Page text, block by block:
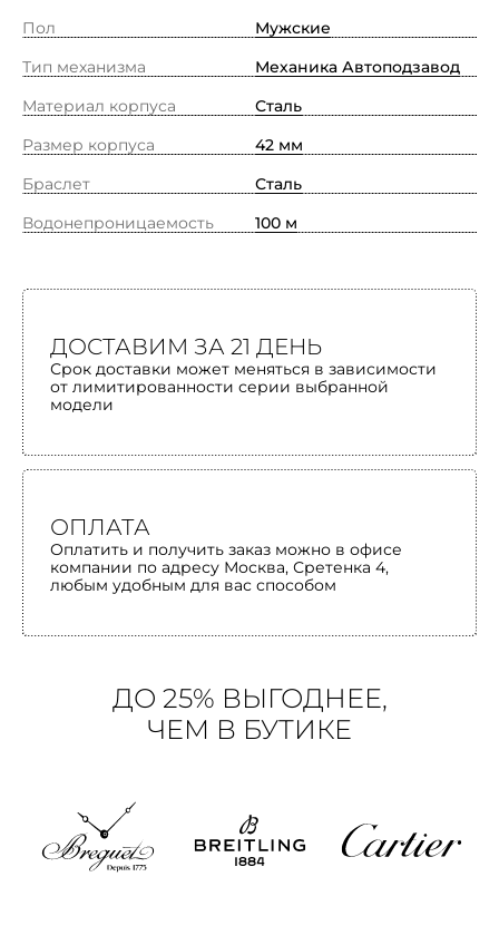
Пол
Мужские
Тип механизма
Механика Автоподзавод
Материал корпуса
Сталь
Размер корпуса
42 мм
Браслет
Сталь
Водонепроницаемость
100 м
ДОСТАВИМ ЗА 21 ДЕНЬ
Срок доставки может меняться в зависимости
от лимитированности серии выбранной
модели
ОПЛАТА
Оплатить и получить заказ можно в офисе
компании по адресу Москва, Сретенка 4,
любым удобным для вас способом
ДО 25% ВЫГОДНЕЕ,
ЧЕМ В БУТИКЕ